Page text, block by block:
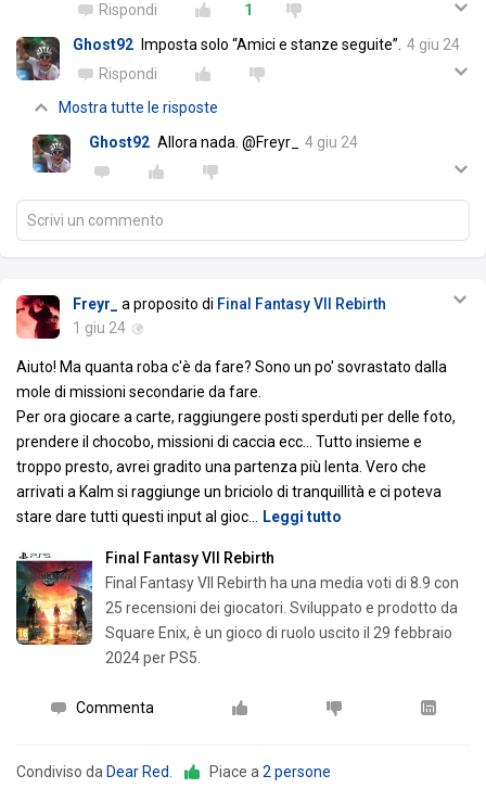
Rispondi
1
Ghost92
Imposta solo “Amici e stanze seguite”. 4 giu 24
Rispondi
Mostra tutte le risposte
Ghost92 Allora nada. @Freyr_ 4 giu 24
Scrivi un commento
Freyr_ a proposito di Final Fantasy VII Rebirth
1 giu 24
Aiuto! Ma quanta roba c'è da fare? Sono un po' sovrastato dalla
mole di missioni secondarie da fare.
Per ora giocare a carte, raggiungere posti sperduti per delle foto,
prendere il chocobo, missioni di caccia ecc... Tutto insieme e
troppo presto, avrei gradito una partenza più lenta. Vero che
arrivati a Kalm si raggiunge un briciolo di tranquillità e ci poteva
stare dare tutti questi input al gioc
Leggi tutto
Final Fantasy VII Rebirth
Final Fantasy VII Rebirth ha una media voti di 8.9 con
25 recensioni dei giocatori. Sviluppato e prodotto da
Square Enix, è un gioco di ruolo uscito il 29 febbraio
2024 per PS5.
Commenta
Condiviso da Dear Red Piace a 2 persone